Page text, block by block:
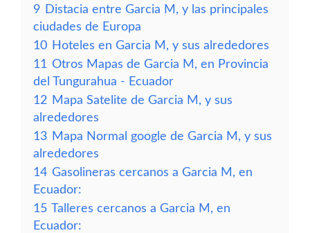
9 Distacia entre Garcia M, y las principales
ciudades de Europa
10 Hoteles en Garcia M, y sus alrededores
11 Otros Mapas de Garcia M, en Provincia
del Tungurahua - Ecuador
12 Mapa Satelite de Garcia M, y sus
alrededores
13 Mapa Normal google de Garcia M, y sus
alrededores
14 Gasolineras cercanos a Garcia M, en
Ecuador:
15 Talleres cercanos a Garcia M, en
Ecuador: